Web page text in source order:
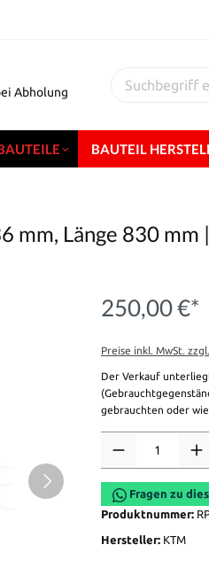
Abholung
BAUTEIL
mm, Länge 830
250,00 €*
Preise inkl. MwSt.
Der Verkauf
gebrauchten oder
Fragen zu
Produktnummer:
Hersteller: KTM